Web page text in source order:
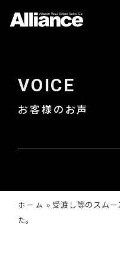
VOICE
お客様のお声
ホーム » 受渡し等のスム
た。